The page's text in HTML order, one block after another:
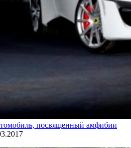
посвященный амфибии